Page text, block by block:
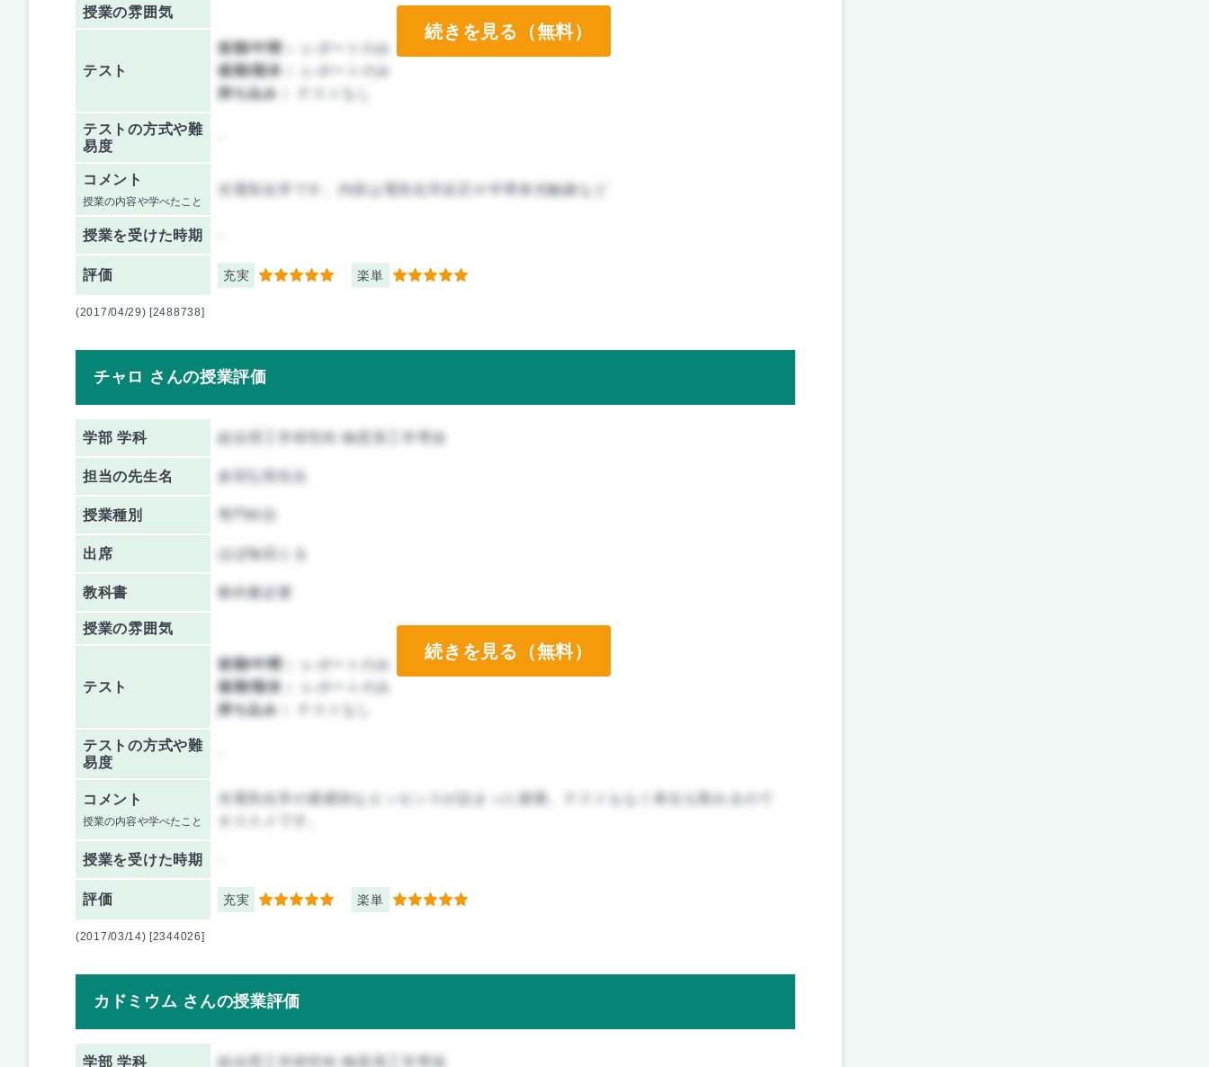
授業の雰囲気
テスト
前期/中間：
レポートのみ
後期/期末：
レポートのみ
持ち込み：
テストの方式や難
易度
コメント
授業の内容や学べたこと
光電気化学です。内容は電気化学反応や半導体光触媒など
授業を受けた時期
評価 充実 5 楽単 5
続きを見る（無料）
(2017/04/29) [2488738]
チャロ さんの授業評価
学部 学科 総合理工学研究科 物質系工学専攻
担当の先生名 多田弘明先生
授業種別 専門科目
出席 ほぼ毎回とる
教科書 教科書必要
授業の雰囲気
テスト
前期/中間：
レポートのみ
後期/期末：
レポートのみ
持ち込み：
テストの方式や難
易度
コメント
授業の内容や学べたこと
光電気化学の基礎的なエッセンスが詰まった授業。テストもなく単位も取れるので
授業を受けた時期
評価 充実 5 楽単 5
続きを見る（無料）
(2017/03/14) [2344026]
カドミウム さんの授業評価
学部 学科 総合理工学研究科 物質系工学専攻